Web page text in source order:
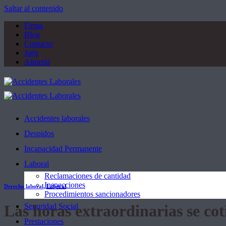
Saltar al contenido
Firma
Blog
Contacto
Jaén
Almería
Accidentes laborales
Despidos
Incapacidad Permanente
Laboral
Reclamaciones de cantidad
Inspecciones
Procedimientos sancionadores
Seguridad Social
Prestaciones
Derecho laboral,Laboral
Las horas extraordinarias se